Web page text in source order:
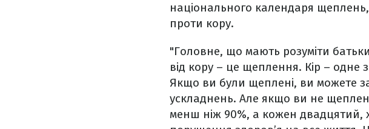
національного календаря
проти кору.
"Головне, що мають розуміти
від кору – це щеплення. Кір – одне
Якщо ви були щеплені, ви можете
ускладнень. Але якщо ви не
менш ніж 90%, а кожен двадцятий,